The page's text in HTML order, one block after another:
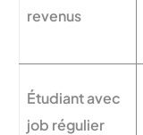
revenus
Étudiant avec
job régulier